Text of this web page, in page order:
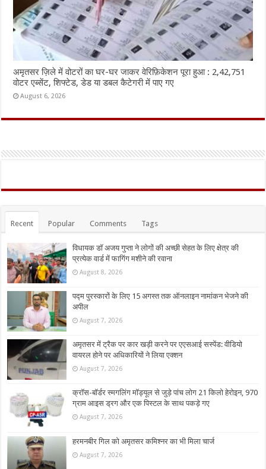
अमृतसर ज़िले में वोटरों का घर-घर जाकर वेरिफ़िकेशन पूरा हुआ : 2,42,751
वोटर एब्सेंट, शिफ्टेड, डेड या डबल कैटेगरी में पाए गए
August 6, 2026
Recent Popular Comments Tags
विधायक डॉ अजय गुप्ता ने लोगों की अच्छी सेहत के लिए क्षेत्र की
प्रत्येक वार्ड में फागिंग मशीने की रवाना
August 8, 2026
पद्म पुरस्कारों के लिए 15 अगस्त तक ऑनलाइन नामांकन भेजने की
अपील
August 7, 2026
अमृतसर में ट्रैक पर कार खड़ी करने पर एएसआई सस्पेंड: वीडियो
वायरल होने पर अधिकारियों ने लिया एक्शन
August 7, 2026
क्रॉस-बॉर्डर स्मगलिंग मॉड्यूल से जुड़े पांच लोग 21 किलो हेरोइन, 970
ग्राम आइस ड्रग और एक पिस्टल के साथ पकड़े गए
August 7, 2026
हरमनबीर गिल को अमृतसर कमिश्नर का भी मिला चार्ज
August 7, 2026